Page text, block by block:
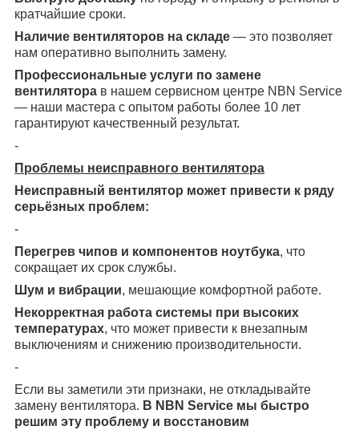
кратчайшие сроки.
Наличие вентиляторов на складе — это позволяет
нам оперативно выполнить замену.
Профессиональные услуги по замене
вентилятора в нашем сервисном центре NBN Service
— наши мастера с опытом работы более 10 лет
гарантируют качественный результат.
-
Проблемы неисправного вентилятора
Неисправный вентилятор может привести к ряду
серьёзных проблем:
-
Перегрев чипов и компонентов ноутбука, что
сокращает их срок службы.
Шум и вибрации, мешающие комфортной работе.
Некорректная работа системы при высоких
температурах, что может привести к внезапным
выключениям и снижению производительности.
-
Если вы заметили эти признаки, не откладывайте
замену вентилятора. В NBN Service мы быстро
решим эту проблему и восстановим